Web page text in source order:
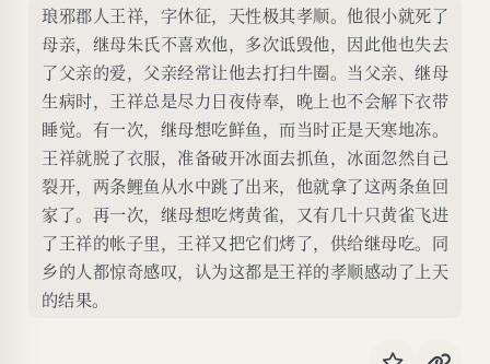
琅邪郡人王祥，字休征，天性极其孝顺。他很小就死了
母亲，继母朱氏不喜欢他，多次诋毁他，因此他也失去
了父亲的爱，父亲经常让他去打扫牛圈。当父亲、继母
生病时，王祥总是尽力日夜侍奉，晚上也不会解下衣带
睡觉。有一次，继母想吃鲜鱼，而当时正是天寒地冻。
王祥就脱了衣服，准备破开冰面去抓鱼，冰面忽然自己
裂开，两条鲤鱼从水中跳了出来，他就拿了这两条鱼回
家了。再一次，继母想吃烤黄雀，又有几十只黄雀飞进
了王祥的帐子里，王祥又把它们烤了，供给继母吃。同
乡的人都惊奇感叹，认为这都是王祥的孝顺感动了上天
的结果。